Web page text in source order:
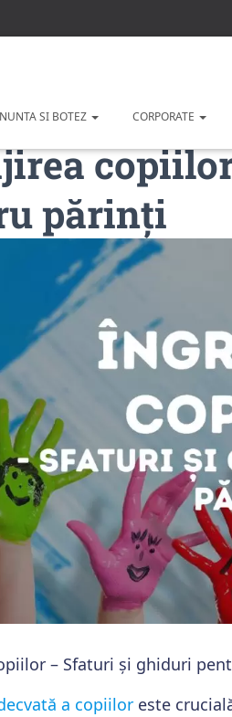
NUNTA SI BOTEZ CORPORATE
părinți
– Sfaturi și ghiduri
a copiilor este